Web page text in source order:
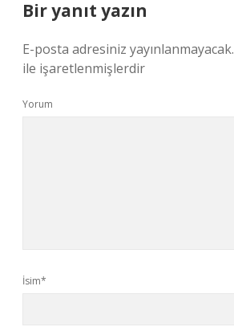
Bir yanıt yazın
E-posta adresiniz yayınlanmayacak.
ile işaretlenmişlerdir
Yorum
İsim*